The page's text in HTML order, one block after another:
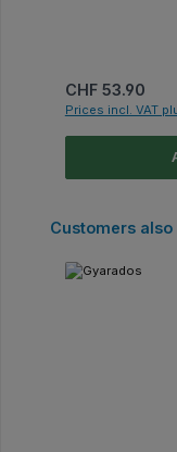
Regular price:
CHF 53.90
Prices incl. VAT
Skip product gallery
Customers also